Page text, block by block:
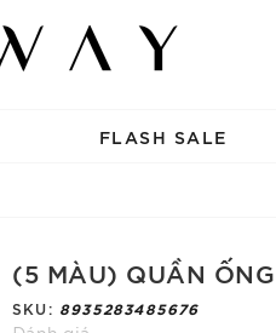
FLASH SALE
(5 MÀU) QUẦN
SKU: 8935283485676